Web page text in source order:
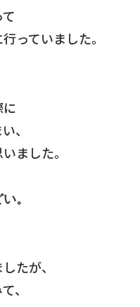
っていました。
、
ました。
。
たが、
、